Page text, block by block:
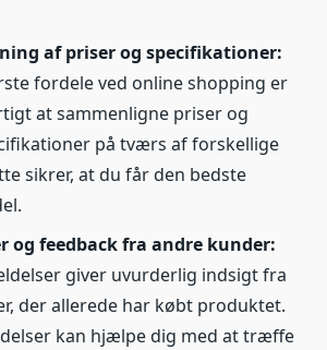
af priser og specifikationer:
fordele ved online shopping er
at sammenligne priser og
på tværs af forskellige
sikrer, at du får den bedste
og feedback fra andre kunder:
giver uvurderlig indsigt fra
der allerede har købt produktet.
kan hjælpe dig med at træffe